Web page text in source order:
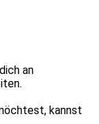
an
kannst